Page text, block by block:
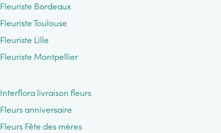
Fleuriste Bordeaux
Fleuriste Toulouse
Fleuriste Lille
Fleuriste Montpellier
Interflora livraison fleurs
Fleurs anniversaire
Fleurs Fête des mères